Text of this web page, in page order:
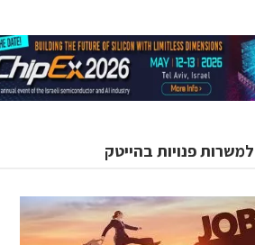
פנויות בהייטק